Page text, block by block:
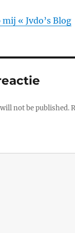
mij « Jvdo’s Blog
not be published.